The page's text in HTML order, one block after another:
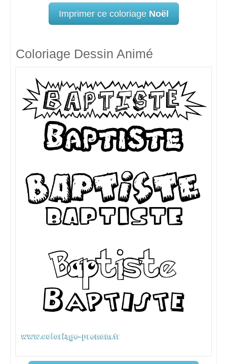
Imprimer ce coloriage Noël
Coloriage Dessin Animé